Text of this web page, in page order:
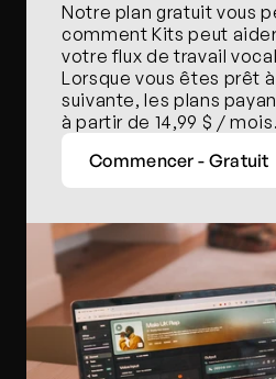
Notre plan gratuit vous
comment Kits peut
votre flux de travail
Lorsque vous êtes prêt
suivante, les plans
à partir de 14,99 $ / mois.
Commencer - Gratuit